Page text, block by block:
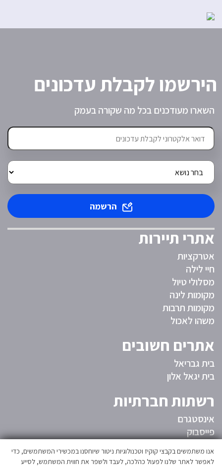
הירשמו לקבלת עדכונים
השארו מעודכנים בכל מה שקורה בעמק
הרשמה
אתרי תיירות
אטרקציות
חיי לילה
מסלולי טיול
מקומות לינה
מקומות תרבות
משהו לאכול
אתרים חשובים
בית גבריאל
בית יגאל אלון
רשתות חברתיות
אינסטגרם
פייסבוק
המועצה
אנו משתמשים בקבצי קוקיז וטכנולוגיות ניטור שיוחסנו במכשירי המשתמשים, כדי
לאפשר לאתר שלנו לפעול כהלכה, לעבד ולשפר את חווית המשתמש, לסייע